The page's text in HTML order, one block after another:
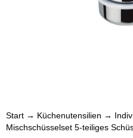
Start → Küchenutensilien →
Mischschüsselset 5-teiliges